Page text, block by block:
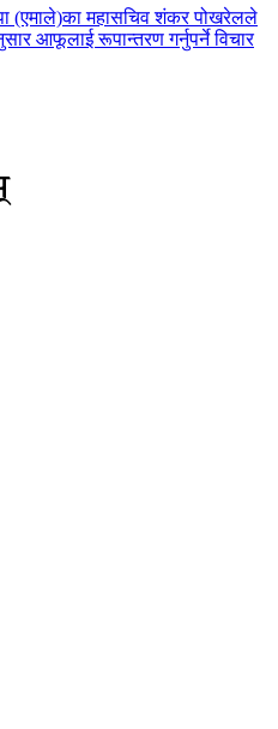
(एमाले)का महासचिव शंकर पोखरेलले
आफूलाई रूपान्तरण गर्नुपर्ने विचार